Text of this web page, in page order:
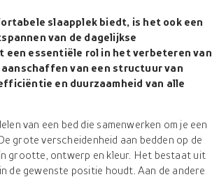
slaapplek biedt, is het ook een
van de dagelijkse
een essentiële rol in het verbeteren van
van een structuur van
en duurzaamheid van alle
van een bed die samenwerken om je een
grote verscheidenheid aan bedden op de
grootte, ontwerp en kleur. Het bestaat uit
de gewenste positie houdt. Aan de andere